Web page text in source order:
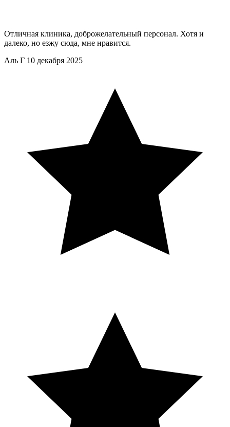
Отличная клиника, доброжелательный персонал. Хотя и
далеко, но езжу сюда, мне нравится.
Аль Г 10 декабря 2025